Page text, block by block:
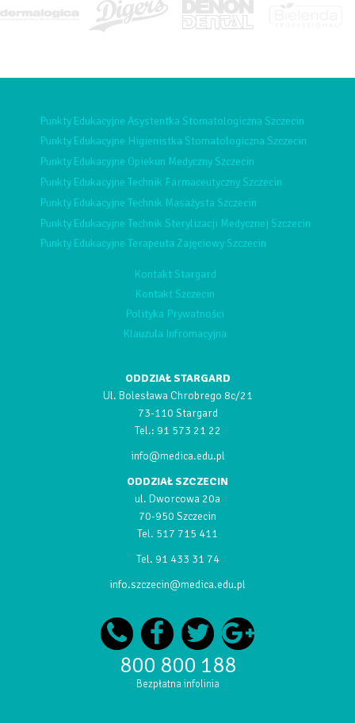
Punkty Edukacyjne Asystentka Stomatologiczna Szczecin
Punkty Edukacyjne Higienistka Stomatologiczna Szczecin
Punkty Edukacyjne Opiekun Medyczny Szczecin
Punkty Edukacyjne Technik Farmaceutyczny Szczecin
Punkty Edukacyjne Technik Masażysta Szczecin
Punkty Edukacyjne Technik Sterylizacji Medycznej Szczecin
Punkty Edukacyjne Terapeuta Zajęciowy Szczecin
Kontakt Stargard
Kontakt Szczecin
Polityka Prywatności
Klauzula Infromacyjna
ODDZIAŁ STARGARD
Ul. Bolesława Chrobrego 8c/21
73-110 Stargard
Tel.: 91 573 21 22
info@medica.edu.pl
ODDZIAŁ SZCZECIN
ul. Dworcowa 20a
70-950 Szczecin
Tel. 517 715 411
Tel. 91 433 31 74
info.szczecin@medica.edu.pl
800 800 188
Bezpłatna infolinia